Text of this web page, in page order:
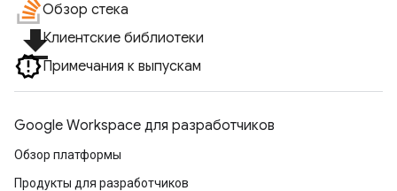
Обзор стека
file_downloadКлиентские библиотеки
Примечания к выпускам
Google Workspace для разработчиков
Обзор платформы
Продукты для разработчиков